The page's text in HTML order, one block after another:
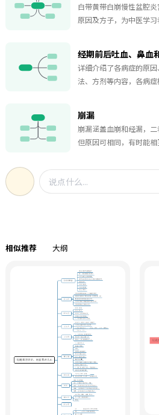
白带黄带白崩慢性盆腔
原因及方子，为中医学习
带的辨证论治。
详细介绍了各病症的原
法、方剂等内容，各病症
热的你。
崩漏
崩漏涵盖血崩和经漏，
但原因可相同，有时能相
虚、阴虚阳亢、气虚、血
女性血崩和经漏的原因分
给有需要的你。
相似推荐 大纲